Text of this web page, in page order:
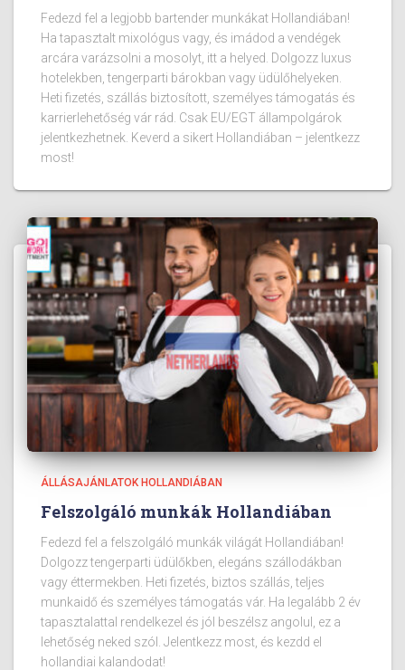
Fedezd fel a legjobb bartender munkákat Hollandiában!
Ha tapasztalt mixológus vagy, és imádod a vendégek
arcára varázsolni a mosolyt, itt a helyed. Dolgozz luxus
hotelekben, tengerparti bárokban vagy üdülőhelyeken.
Heti fizetés, szállás biztosított, személyes támogatás és
karrierlehetőség vár rád. Csak EU/EGT állampolgárok
jelentkezhetnek. Keverd a sikert Hollandiában – jelentkezz
most!
ÁLLÁSAJÁNLATOK HOLLANDIÁBAN
Felszolgáló munkák Hollandiában
Fedezd fel a felszolgáló munkák világát Hollandiában!
Dolgozz tengerparti üdülőkben, elegáns szállodákban
vagy éttermekben. Heti fizetés, biztos szállás, teljes
munkaidő és személyes támogatás vár. Ha legalább 2 év
tapasztalattal rendelkezel és jól beszélsz angolul, ez a
lehetőség neked szól. Jelentkezz most, és kezdd el
hollandiai kalandodat!